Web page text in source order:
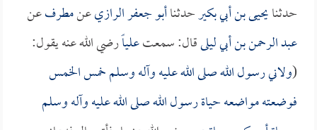
حدثنايحيى بن أبي بكيرحدثناأبو جعفر الرازيعنمطرفعن
عبد الرحمن بن أبي ليلىقال: سمعتعلياًرضي الله عنه يقول:
(ولاني رسول الله صلى الله عليه وآله وسلم خمس الخمس
فوضعته مواضعه حياة رسول الله صلى الله عليه وآله وسلم